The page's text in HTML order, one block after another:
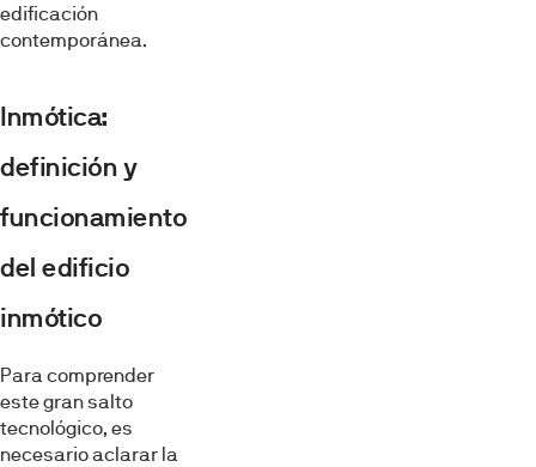
edificación
contemporánea.
Inmótica:
definición y
funcionamiento
del edificio
inmótico
Para comprender
este gran salto
tecnológico, es
necesario aclarar la